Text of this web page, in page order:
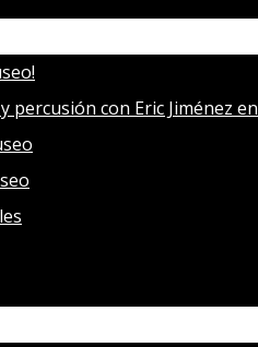
percusión con Eric Jiménez